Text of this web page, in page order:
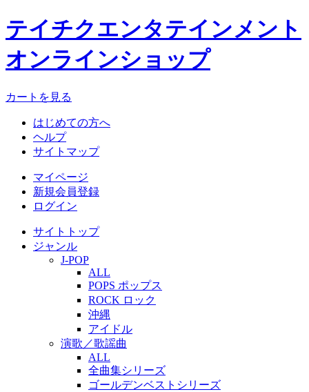
テイチクエンタテインメント
オンラインショップ
カートを見る
はじめての方へ
ヘルプ
サイトマップ
マイページ
新規会員登録
ログイン
サイトトップ
ジャンル
J-POP
ALL
POPS ポップス
ROCK ロック
沖縄
アイドル
演歌／歌謡曲
ALL
全曲集シリーズ
ゴールデンベストシリーズ